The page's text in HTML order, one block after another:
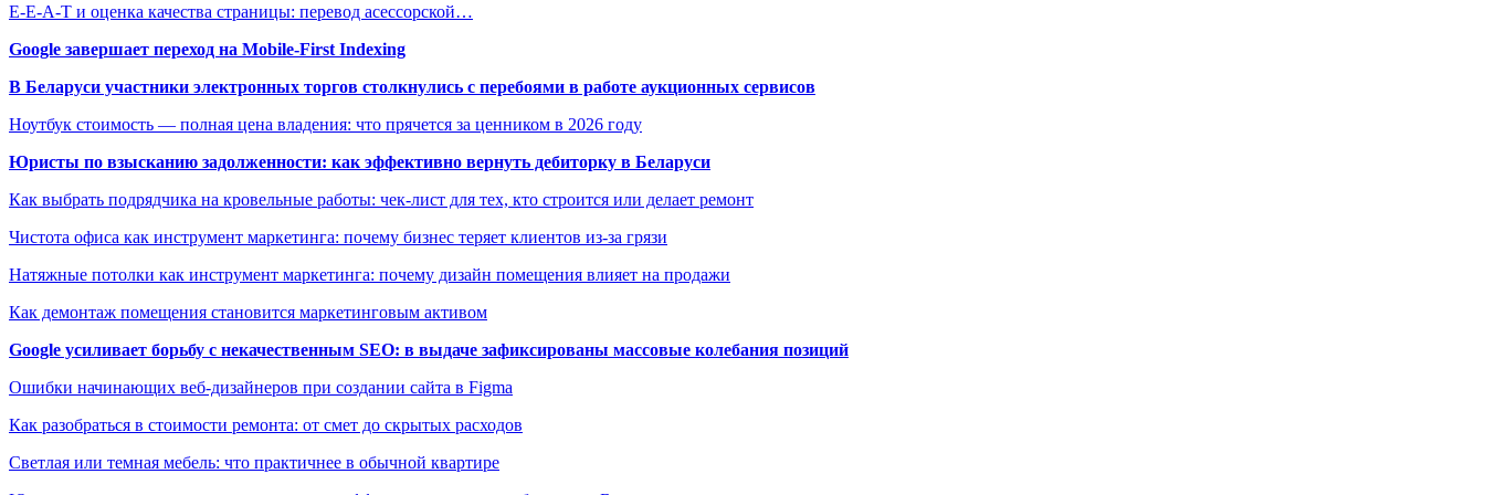
E-E-A-T и оценка качества страницы: перевод асессорской…
Google завершает переход на Mobile-First Indexing
В Беларуси участники электронных торгов столкнулись с перебоями в работе аукционных сервисов
Ноутбук стоимость — полная цена владения: что прячется за ценником в 2026 году
Юристы по взысканию задолженности: как эффективно вернуть дебиторку в Беларуси
Как выбрать подрядчика на кровельные работы: чек-лист для тех, кто строится или делает ремонт
Чистота офиса как инструмент маркетинга: почему бизнес теряет клиентов из-за грязи
Натяжные потолки как инструмент маркетинга: почему дизайн помещения влияет на продажи
Как демонтаж помещения становится маркетинговым активом
Google усиливает борьбу с некачественным SEO: в выдаче зафиксированы массовые колебания позиций
Ошибки начинающих веб-дизайнеров при создании сайта в Figma
Как разобраться в стоимости ремонта: от смет до скрытых расходов
Светлая или темная мебель: что практичнее в обычной квартире